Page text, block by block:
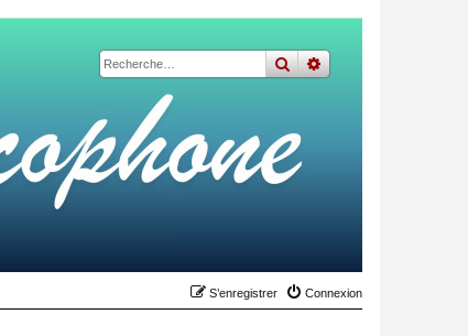
rechercher
recherche
Connexion
S’enregistrer